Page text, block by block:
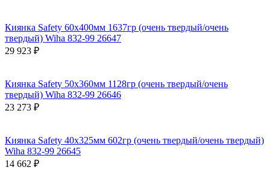
Киянка Safety 60х400мм 1637гр (очень твердый/очень
твердый) Wiha 832-99 26647
29 923 ₽
Киянка Safety 50х360мм 1128гр (очень твердый/очень
твердый) Wiha 832-99 26646
23 273 ₽
Киянка Safety 40х325мм 602гр (очень твердый/очень твердый)
Wiha 832-99 26645
14 662 ₽